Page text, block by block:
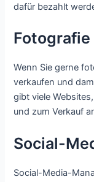
dafür bezahlt
Fotografie
Wenn Sie gerne
verkaufen und
gibt viele
und zum Verkauf
Social-
Social-Media-